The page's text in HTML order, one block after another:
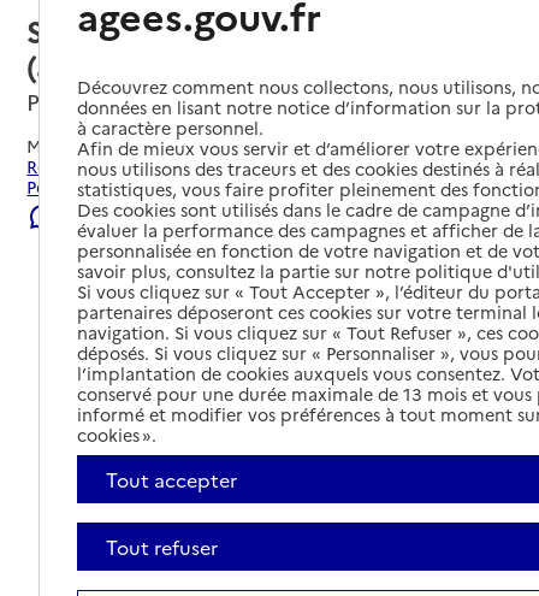
Service autonomie à domicile
(aide) – Services du CCAS
Pernes-les-Fontaines, VAUCLUSE
Mis à jour le23/07/2026
Rechercher les établissements et services autour de
Pernes-les-Fontaines.
Signaler une erreur
agees.gouv.fr
Découvrez comment nous collectons, nous utilisons,
données en lisant notre notice d’information sur la
à caractère personnel.
Afin de mieux vous servir et d’améliorer votre
nous utilisons des traceurs et des cookies destinés à
statistiques, vous faire profiter pleinement des
Des cookies sont utilisés dans le cadre de campagne
évaluer la performance des campagnes et afficher de
personnalisée en fonction de votre navigation et de
savoir plus, consultez la partie sur notre politique
Si vous cliquez sur « Tout Accepter », l’éditeur du
partenaires déposeront ces cookies sur votre terminal
navigation. Si vous cliquez sur « Tout Refuser », ces
déposés. Si vous cliquez sur « Personnaliser », vous
l’implantation de cookies auxquels vous consentez.
conservé pour une durée maximale de 13 mois et
informé et modifier vos préférences à tout moment
cookies ».
Tout accepter
Tout refuser